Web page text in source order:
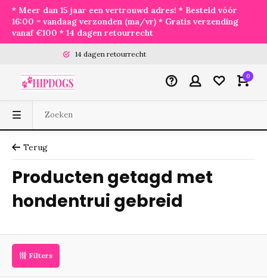
* Meer dan 15 jaar een vertrouwd adres! * Besteld vóór
16:00 = vandaag verzonden (ma/vr) * Gratis verzending
vanaf €100 * 14 dagen retourrecht
14 dagen retourrecht
0
Terug
Producten getagd met
hondentrui gebreid
Filters